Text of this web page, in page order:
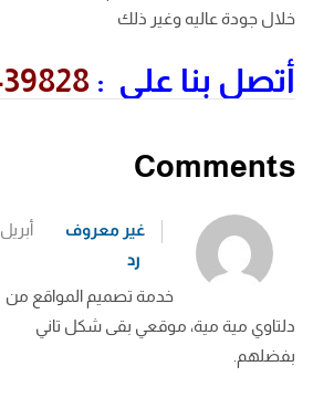
خلال جودة عاليه وغير ذلك
أتصل بنا على :
Comments
غير معروف أبريل 20, 2024
رد
خدمة تصميم المواقع من
دلتاوي مية مية، موقعي بقى شكل تاني
بفضلهم.